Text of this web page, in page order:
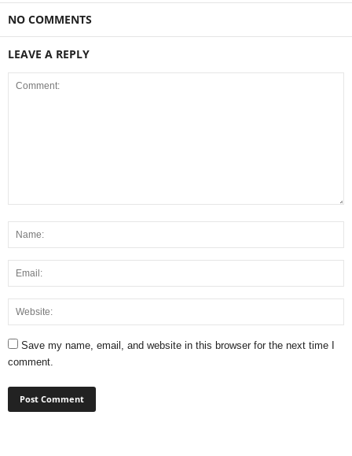
NO COMMENTS
LEAVE A REPLY
Save my name, email, and website in this browser for the next time I
comment.